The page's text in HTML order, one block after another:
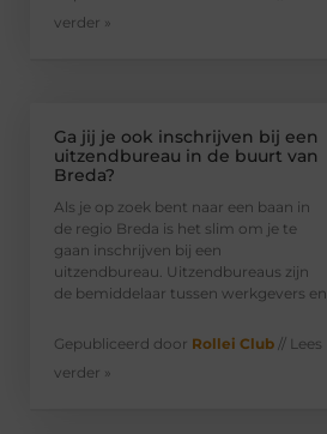
verder »
Ga jij je ook inschrijven bij een
uitzendbureau in de buurt van
Breda?
Als je op zoek bent naar een baan in
de regio Breda is het slim om je te
gaan inschrijven bij een
uitzendbureau. Uitzendbureaus zijn
de bemiddelaar tussen werkgevers en
Gepubliceerd door Rollei Club // Lees
verder »